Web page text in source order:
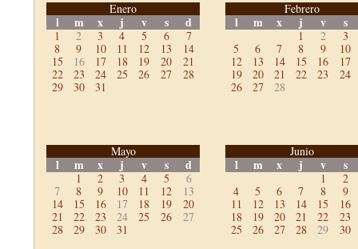
Enero
l m x j v s d
1 2 3 4 5 6
7
8
9 10 11 12 13
14
15
16 17 18 19 20
21
22
23 24 25 26 27
28
29
30 31
Febrero
l m x j v s
1 2
3
5
6 7 8 9
10
12
13 14 15 16
17
19
20 21 22 23
24
26
27 28
Mayo
l m x j v s d
1 2 3 4 5
6
7
8 9 10 11 12
13
14
15 16 17 18 19
20
21
22 23 24 25 26
27
28
29 30 31
Junio
l m x j v s
1
2
4
5 6 7 8
9
11
12 13 14 15
16
18
19 20 21 22
23
25
26 27 28 29 30